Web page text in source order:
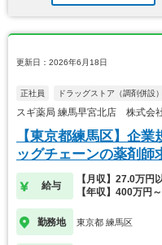
更新日：2026年6月18日
正社員 ドラッグストア（調剤併設）
スギ薬局 練馬早宮北店 株式会
【東京都練馬区】企
ッグチェーンの薬剤師
給与
【月収】27.0万円
【年収】400万円
勤務地 東京都 練馬区